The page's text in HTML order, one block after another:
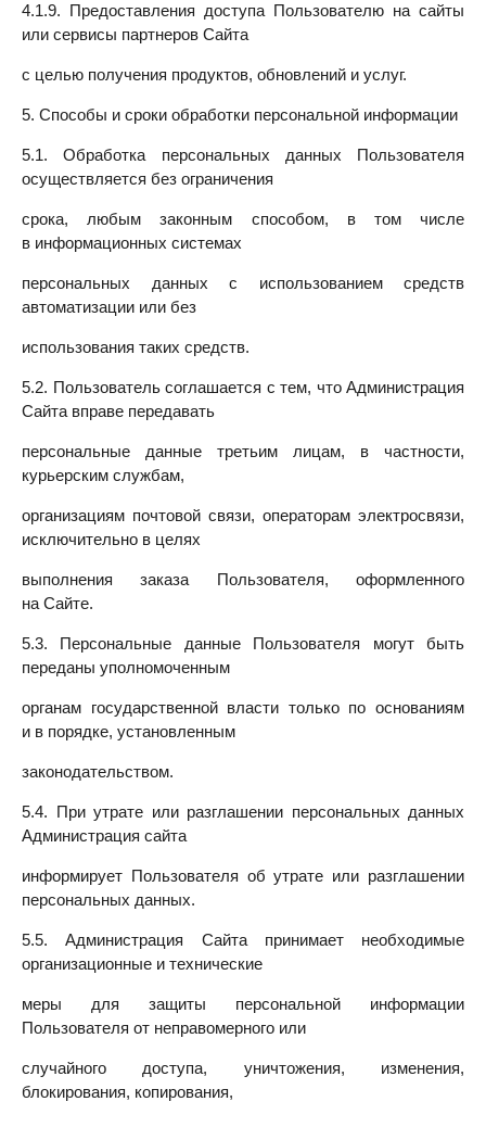
4.1.9. Предоставления доступа Пользователю на сайты
или сервисы партнеров Сайта
с целью получения продуктов, обновлений и услуг.
5. Способы и сроки обработки персональной информации
5.1. Обработка персональных данных Пользователя
осуществляется без ограничения
срока, любым законным способом, в том числе
в информационных системах
персональных данных с использованием средств
автоматизации или без
использования таких средств.
5.2. Пользователь соглашается с тем, что Администрация
Сайта вправе передавать
персональные данные третьим лицам, в частности,
курьерским службам,
организациям почтовой связи, операторам электросвязи,
исключительно в целях
выполнения заказа Пользователя, оформленного
на Сайте.
5.3. Персональные данные Пользователя могут быть
переданы уполномоченным
органам государственной власти только по основаниям
и в порядке, установленным
законодательством.
5.4. При утрате или разглашении персональных данных
Администрация сайта
информирует Пользователя об утрате или разглашении
персональных данных.
5.5. Администрация Сайта принимает необходимые
организационные и технические
меры для защиты персональной информации
Пользователя от неправомерного или
случайного доступа, уничтожения, изменения,
блокирования, копирования,